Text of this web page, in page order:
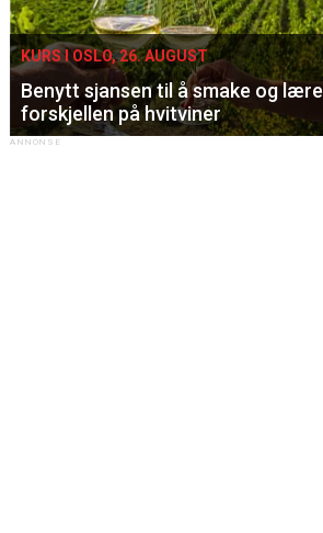
KURS I OSLO, 26. AUGUST
Benytt sjansen til å smake og lære
forskjellen på hvitviner